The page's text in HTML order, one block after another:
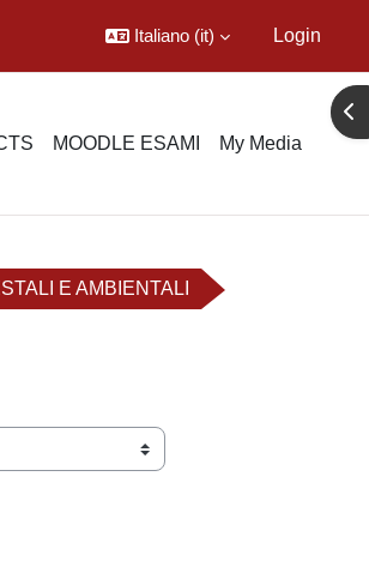
Italiano ‎(it)‎ Login
MOODLE ESAMI My Media
E AMBIENTALI